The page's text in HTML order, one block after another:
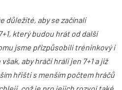
důležité, aby se začínali
který budou hrát od další
jsme přizpůsobili tréninkový i
aby hráči hráli jen 7+1 a již
hřišti s menším počtem hráčů